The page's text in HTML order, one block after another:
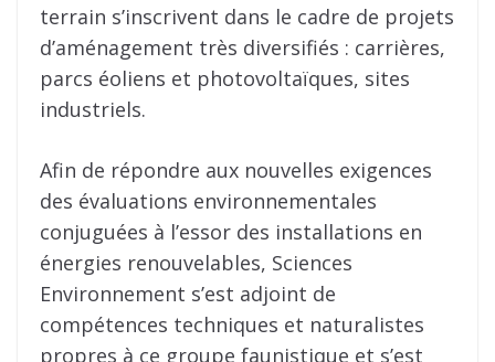
terrain s’inscrivent dans le cadre de projets
d’aménagement très diversifiés : carrières,
parcs éoliens et photovoltaïques, sites
industriels.
Afin de répondre aux nouvelles exigences
des évaluations environnementales
conjuguées à l’essor des installations en
énergies renouvelables, Sciences
Environnement s’est adjoint de
compétences techniques et naturalistes
propres à ce groupe faunistique et s’est